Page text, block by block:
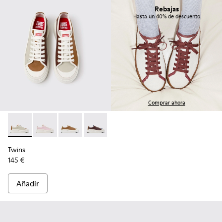
Twins - K201626-025 - Zapatillas de piel multicolores para
Twins - K201626-024
Twins - K201626-019
Twins - K201626-018
Twins
145 €
Añadir
Rebajas
Hasta un 40% de descuento
Comprar ahora